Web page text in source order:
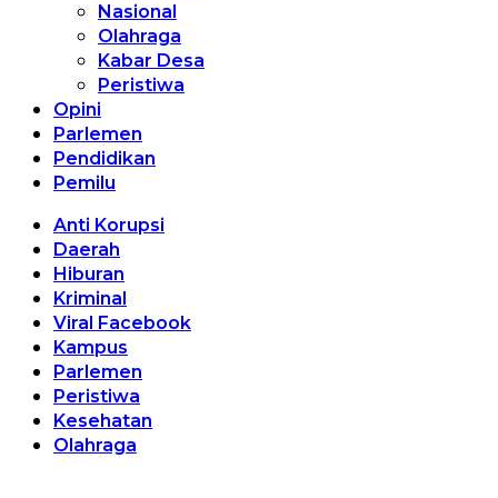
Nasional
Olahraga
Kabar Desa
Peristiwa
Opini
Parlemen
Pendidikan
Pemilu
Anti Korupsi
Daerah
Hiburan
Kriminal
Viral Facebook
Kampus
Parlemen
Peristiwa
Kesehatan
Olahraga